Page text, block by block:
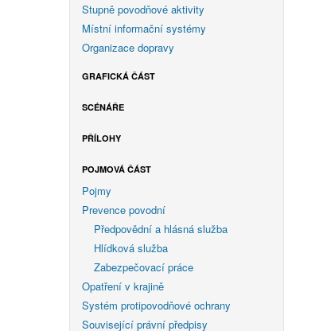
Stupně povodňové aktivity
Místní informační systémy
Organizace dopravy
GRAFICKÁ ČÁST
SCÉNÁŘE
PŘÍLOHY
POJMOVÁ ČÁST
Pojmy
Prevence povodní
Předpovědní a hlásná služba
Hlídková služba
Zabezpečovací práce
Opatření v krajině
Systém protipovodňové ochrany
Související právní předpisy